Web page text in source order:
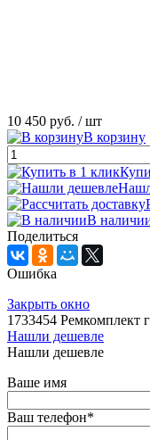
10 450 руб. / шт
В корзину
В
Поделиться
Ошибка
Закрыть окно
1733454 Ремкомплект
Нашли дешевле
Нашли дешевле
Ваше имя
Ваш телефон*